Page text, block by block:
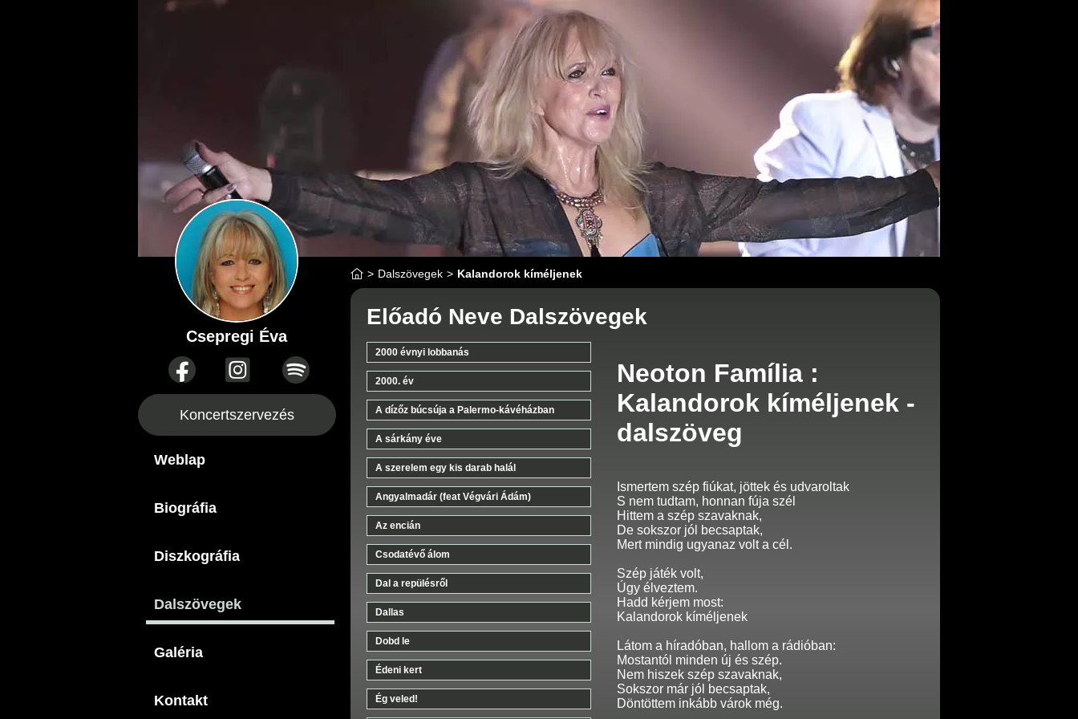
Csepregi Éva
Koncertszervezés
Weblap
Biográfia
Diszkográfia
Dalszövegek
Galéria
Kontakt
> Dalszövegek > Kalandorok kíméljenek
Előadó Neve Dalszövegek
2000 évnyi lobbanás
2000. év
A dízőz búcsúja a Palermo-kávéházban
A sárkány éve
A szerelem egy kis darab halál
Angyalmadár (feat Végvári Ádám)
Az encián
Csodatévő álom
Dal a repülésről
Dallas
Dobd le
Édeni kert
Ég veled!
Neoton Família :
Kalandorok kíméljenek -
dalszöveg
Ismertem szép fiúkat, jöttek és udvaroltak
S nem tudtam, honnan fúja szél
Hittem a szép szavaknak,
De sokszor jól becsaptak,
Mert mindig ugyanaz volt a cél.
Szép játék volt,
Úgy élveztem.
Hadd kérjem most:
Kalandorok kíméljenek
Látom a híradóban, hallom a rádióban:
Mostantól minden új és szép.
Nem hiszek szép szavaknak,
Sokszor már jól becsaptak,
Döntöttem inkább várok még.